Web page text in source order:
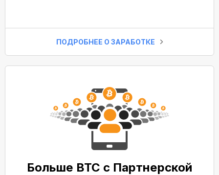
ПОДРОБНЕЕ О ЗАРАБОТКЕ
Больше BTC с Партнерской